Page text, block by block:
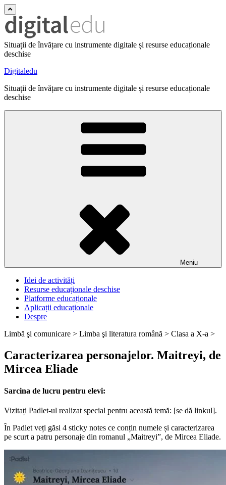
Situații de învățare cu instrumente digitale și resurse educaționale
deschise
Digitaledu
Situații de învățare cu instrumente digitale și resurse educaționale
deschise
Meniu
Idei de activități
Resurse educaționale deschise
Platforme educaționale
Aplicații educaționale
Despre
Limbă şi comunicare > Limba şi literatura română > Clasa a X-a >
Caracterizarea personajelor. Maitreyi, de
Mircea Eliade
Sarcina de lucru pentru elevi:
Vizitați Padlet-ul realizat special pentru această temă: [se dă linkul].
În Padlet veți găsi 4 sticky notes ce conțin numele și caracterizarea
pe scurt a patru personaje din romanul „Maitreyi”, de Mircea Eliade.